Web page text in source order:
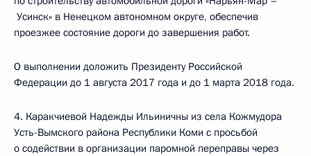
Усинск» в Ненецком автономном округе, обеспечив
проезжее состояние дороги до завершения работ.
О выполнении доложить Президенту Российской
Федерации до 1 августа 2017 года и до 1 марта 2018 года.
4. Каракчиевой Надежды Ильиничны из села Кожмудора
Усть-Вымского района Республики Коми с просьбой
о содействии в организации паромной переправы через